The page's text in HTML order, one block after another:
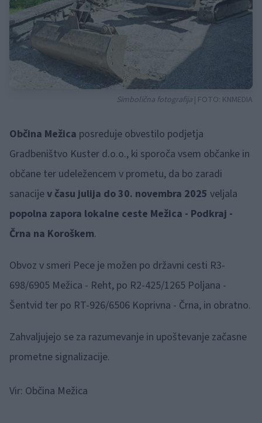
Simbolična fotografija | FOTO: KNMEDIA
Občina Mežica posreduje obvestilo podjetja
Gradbeništvo Kuster d.o.o., ki sporoča vsem občanke in
občane ter udeležencem v prometu, da bo zaradi
sanacijev času julija do 30. novembra 2025 veljala
popolna zapora lokalne ceste Mežica - Podkraj -
Črna na Koroškem.
Obvoz v smeri Pece je možen po državni cesti R3-
698/6905 Mežica - Reht, po R2-425/1265 Poljana -
Šentvid ter po RT-926/6506 Koprivna - Črna, in obratno.
Zahvaljujejo se za razumevanje in upoštevanje začasne
prometne signalizacije.
Vir: Občina Mežica